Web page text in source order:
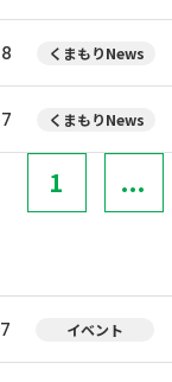
くまもりNews
くまもりNews
1 ...
イベント